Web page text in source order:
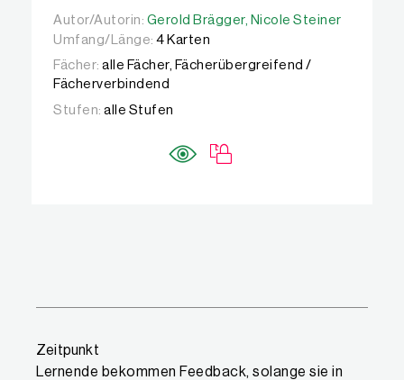
Autor/Autorin: Gerold Brägger, Nicole Steiner
Autor/Autorin: Gerold Brägger, Nicole Steiner
Umfang/Länge: 4 Karten
Fächer: alle Fächer, Fächerübergreifend /
Fächerverbindend
Stufen: alle Stufen
Zeitpunkt
Lernende bekommen Feedback, solange sie in